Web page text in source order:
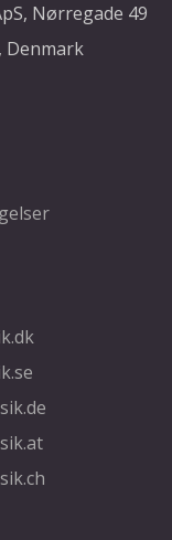
Nørregade 49
Denmark